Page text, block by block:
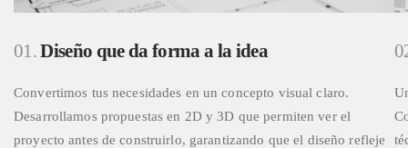
01.Diseño que da forma a la idea
Convertimos tus necesidades en un concepto visual claro.
Desarrollamos propuestas en 2D y 3D que permiten ver el
proyecto antes de construirlo, garantizando que el diseño refleje